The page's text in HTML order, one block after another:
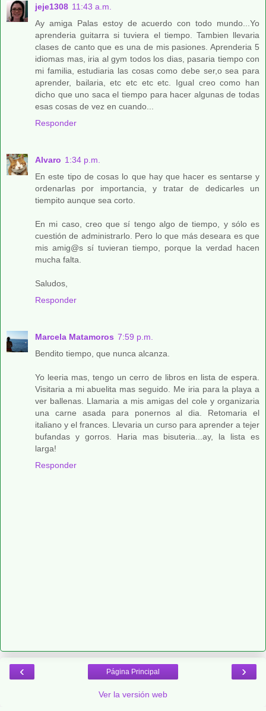
jeje1308 11:43 a.m.
Ay amiga Palas estoy de acuerdo con todo mundo...Yo
aprenderia guitarra si tuviera el tiempo. Tambien llevaria
clases de canto que es una de mis pasiones. Aprenderia 5
idiomas mas, iria al gym todos los dias, pasaria tiempo con
mi familia, estudiaria las cosas como debe ser,o sea para
aprender, bailaria, etc etc etc etc. Igual creo como han
dicho que uno saca el tiempo para hacer algunas de todas
esas cosas de vez en cuando...
Responder
Alvaro 1:34 p.m.
En este tipo de cosas lo que hay que hacer es sentarse y
ordenarlas por importancia, y tratar de dedicarles un
tiempito aunque sea corto.
En mi caso, creo que sí tengo algo de tiempo, y sólo es
cuestión de administrarlo. Pero lo que más deseara es que
mis amig@s sí tuvieran tiempo, porque la verdad hacen
mucha falta.
Saludos,
Responder
Marcela Matamoros 7:59 p.m.
Bendito tiempo, que nunca alcanza.
Yo leeria mas, tengo un cerro de libros en lista de espera.
Visitaria a mi abuelita mas seguido. Me iria para la playa a
ver ballenas. Llamaria a mis amigas del cole y organizaria
una carne asada para ponernos al dia. Retomaria el
italiano y el frances. Llevaria un curso para aprender a tejer
bufandas y gorros. Haria mas bisuteria...ay, la lista es
larga!
Responder
‹ ›
Página Principal
Ver la versión web